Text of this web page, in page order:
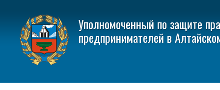
Уполномоченный по защите
предпринимателей в